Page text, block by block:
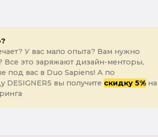
У вас мало опыта? Вам нужно
Все это заряжают дизайн-менторы,
под вас в Duo Sapiens! А по
вы получите скидку 5%на